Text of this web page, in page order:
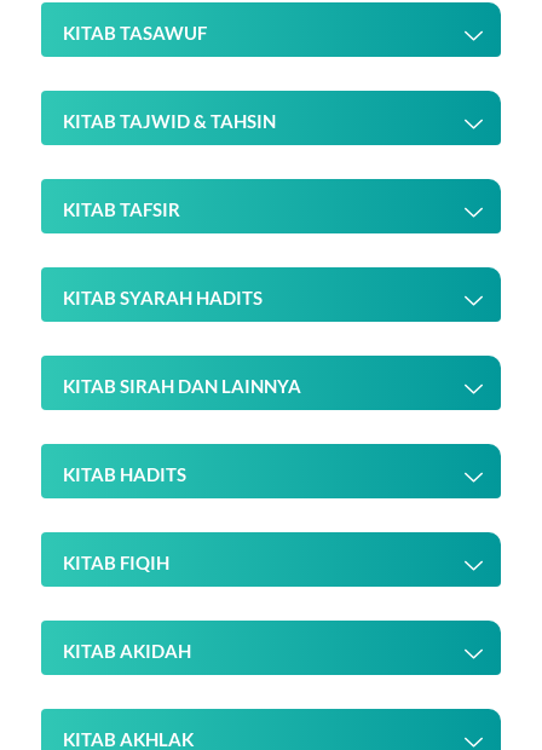
KITAB TASAWUF
KITAB TAJWID & TAHSIN
KITAB TAFSIR
KITAB SYARAH HADITS
KITAB SIRAH DAN LAINNYA
KITAB HADITS
KITAB FIQIH
KITAB AKIDAH
KITAB AKHLAK